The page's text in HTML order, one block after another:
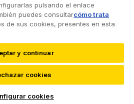
Protección de datos
pulsando el enlace
puedes consultarcómo trata
de sus cookies, presentes en esta
y continuar
cookies
cookies